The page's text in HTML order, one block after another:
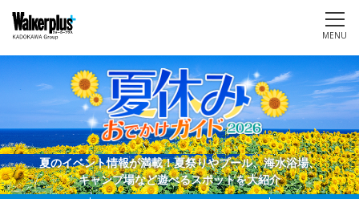
MENU
夏のイベント情報が満載！夏祭りやプール、海水浴場、
キャンプ場など遊べるスポットを大紹介